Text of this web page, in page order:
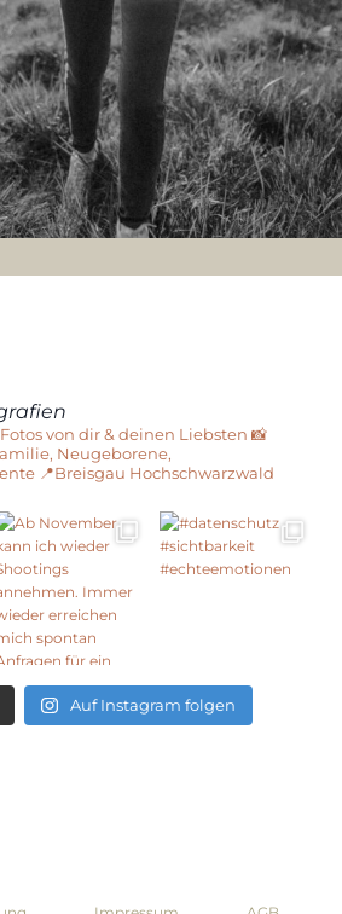
von dir & deinen Liebsten 📸
Neugeborene,
📍Breisgau Hochschwarzwald
Auf Instagram folgen